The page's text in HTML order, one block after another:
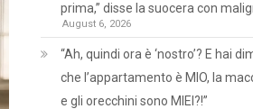
prima,” disse la suocera con
August 6, 2026
“Ah, quindi ora è ‘nostro’? E hai
che l’appartamento è MIO, la
e gli orecchini sono MIEI?!”